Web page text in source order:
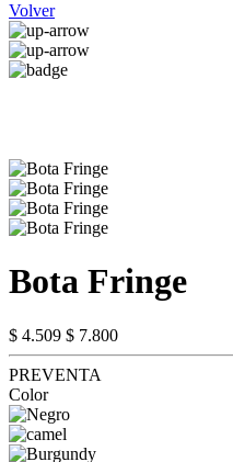
Volver
Bota Fringe
$ 4.509 $ 7.800
PREVENTA
Color